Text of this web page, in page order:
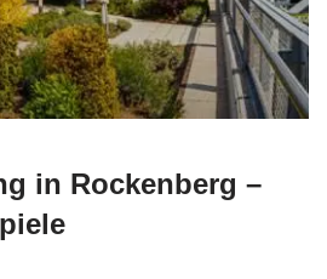
in Rockenberg –